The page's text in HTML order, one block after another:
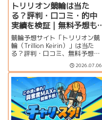
トリリオン競輪は当た
る？評判・口コミ・的中
実績を検証｜無料予想も
解説
競輪予想サイト「トリリオン競
輪（Trillion Keirin）」は当た
る？評判・口コミ、無料予想、
円分の登録特典、AI予想の特徴
や運営情報まで詳しく検証しま
す。
2026.07.06